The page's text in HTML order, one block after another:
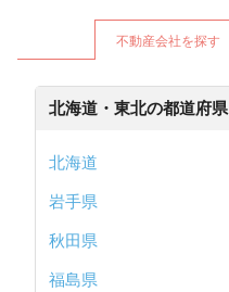
不動産会社を探す
北海道・東北の都道府県
北海道
岩手県
秋田県
福島県